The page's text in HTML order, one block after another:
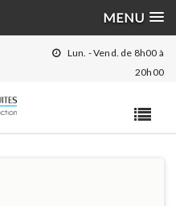
MENU
Lun. - Vend. de 8h00 à
20h00